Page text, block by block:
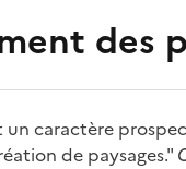
des
caractère
de paysages."